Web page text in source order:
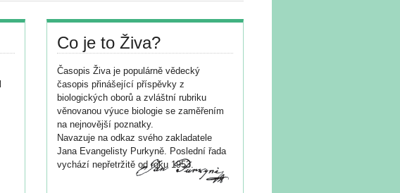
Co je to Živa?
Časopis Živa je populárně vědecký
časopis přinášející příspěvky z
biologických oborů a zvláštní rubriku
věnovanou výuce biologie se zaměřením
na nejnovější poznatky.
Navazuje na odkaz svého zakladatele
Jana Evangelisty Purkyně. Poslední řada
vychází nepřetržitě od roku 1953.